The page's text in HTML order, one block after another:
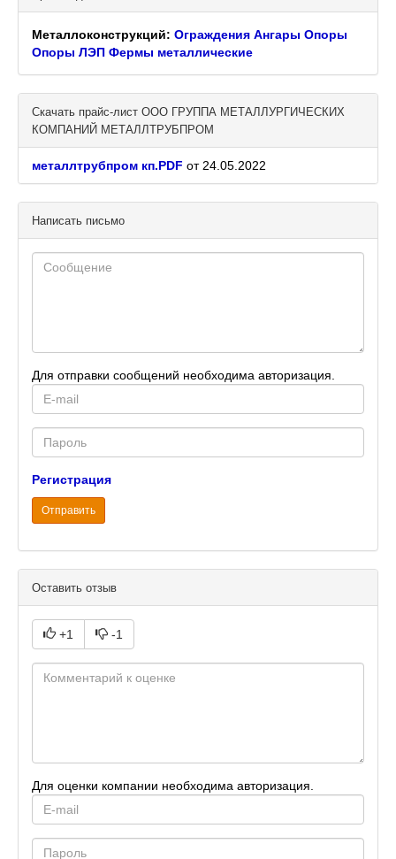
Металлоконструкций: Ограждения Ангары Опоры
Опоры ЛЭП Фермы металлические
Скачать прайс-лист ООО ГРУППА МЕТАЛЛУРГИЧЕСКИХ
КОМПАНИЙ МЕТАЛЛТРУБПРОМ
металлтрубпром кп.PDF от 24.05.2022
Написать письмо
Для отправки сообщений необходима авторизация.
mail
Password
Регистрация
Отправить
Оставить отзыв
+1 -1
Для оценки компании необходима авторизация.
mail
Password